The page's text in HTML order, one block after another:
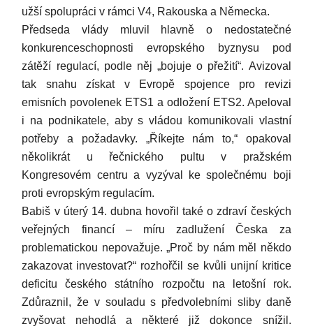
užší spolupráci v rámci V4, Rakouska a Německa.
Předseda vlády mluvil hlavně o nedostatečné
konkurenceschopnosti evropského byznysu pod
zátěží regulací, podle něj „bojuje o přežití“. Avizoval
tak snahu získat v Evropě spojence pro revizi
emisních povolenek ETS1 a odložení ETS2. Apeloval
i na podnikatele, aby s vládou komunikovali vlastní
potřeby a požadavky. „Říkejte nám to,“ opakoval
několikrát u řečnického pultu v pražském
Kongresovém centru a vyzýval ke společnému boji
proti evropským regulacím.
Babiš v úterý 14. dubna hovořil také o zdraví českých
veřejných financí – míru zadlužení Česka za
problematickou nepovažuje. „Proč by nám měl někdo
zakazovat investovat?“ rozhořčil se kvůli unijní kritice
deficitu českého státního rozpočtu na letošní rok.
Zdůraznil, že v souladu s předvolebními sliby daně
zvyšovat nehodlá a některé již dokonce snížil.